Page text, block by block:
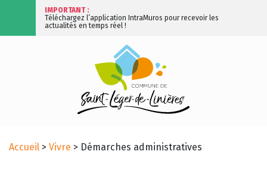
IMPORTANT :
Téléchargez l’application IntraMuros pour recevoir les
actualités en temps réel !
Accueil > Vivre > Démarches administratives